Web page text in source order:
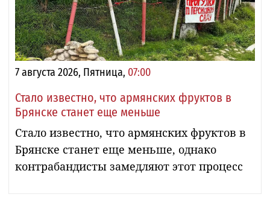
7 августа 2026, Пятница, 07:00
Стало известно, что армянских фруктов в
Брянске станет еще меньше
Стало известно, что армянских фруктов в
Брянске станет еще меньше, однако
контрабандисты замедляют этот процесс